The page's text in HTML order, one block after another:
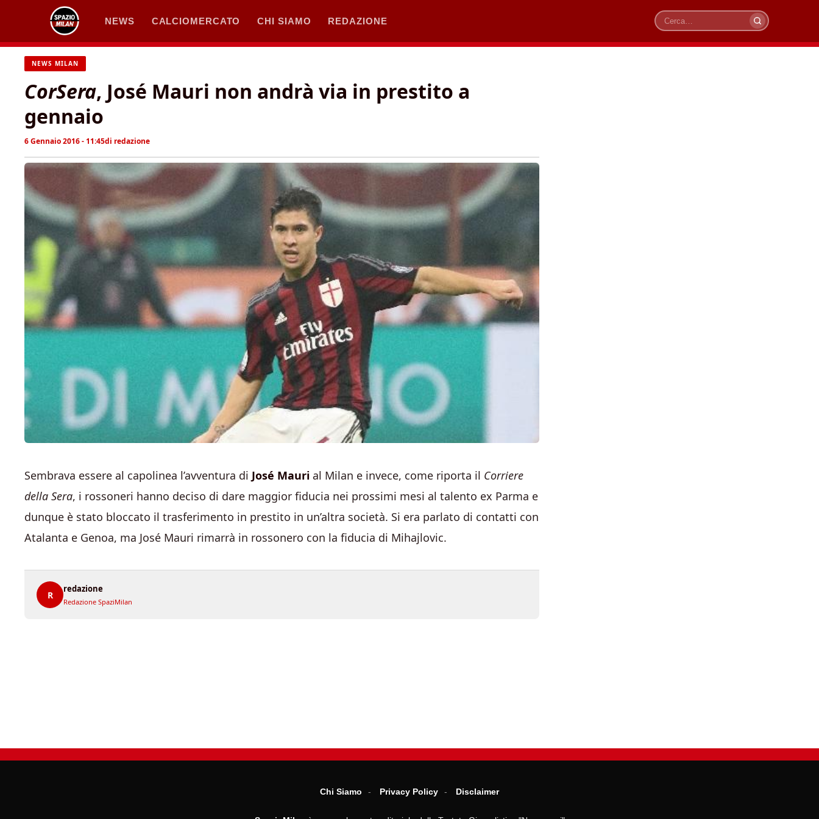
contenuto
NEWS CALCIOMERCATO CHI SIAMO REDAZIONE
Cerca
NEWS MILAN
CorSera, José Mauri non andrà via in prestito a
gennaio
6 Gennaio 2016 - 11:45di redazione
Sembrava essere al capolinea l’avventura di José Mauri al Milan e invece, come riporta il Corriere
della Sera, i rossoneri hanno deciso di dare maggior fiducia nei prossimi mesi al talento ex Parma e
dunque è stato bloccato il trasferimento in prestito in un’altra società. Si era parlato di contatti con
Atalanta e Genoa, ma José Mauri rimarrà in rossonero con la fiducia di Mihajlovic.
R
redazione
Redazione SpaziMilan
Chi Siamo Privacy Policy Disclaimer